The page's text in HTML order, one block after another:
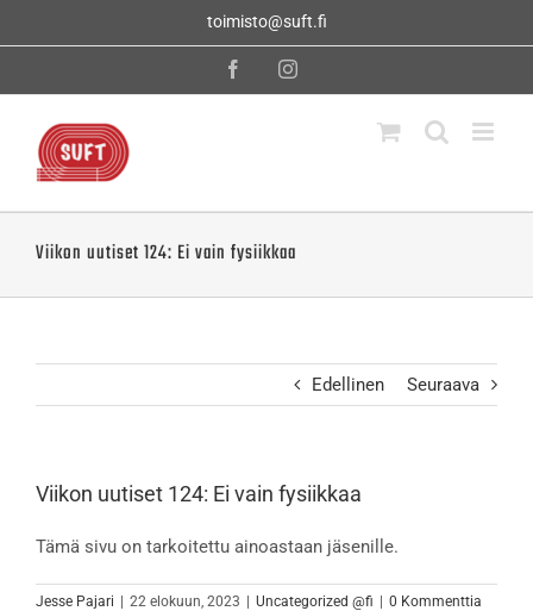
toimisto@suft.fi
FacebookInstagram
Viikon uutiset 124: Ei vain fysiikkaa
Edellinen Seuraava
Viikon uutiset 124: Ei vain fysiikkaa
Tämä sivu on tarkoitettu ainoastaan jäsenille.
Jesse Pajari | 22 elokuun, 2023 | Uncategorized @fi | 0 Kommenttia